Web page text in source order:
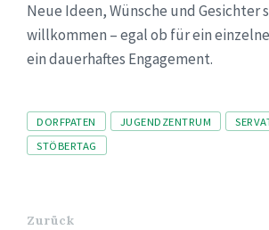
Neue Ideen, Wünsche und Gesichter
willkommen – egal ob für ein
ein dauerhaftes Engagement.
Tags
DORFPATEN JUGENDZENTRUM
STÖBERTAG
Zurück